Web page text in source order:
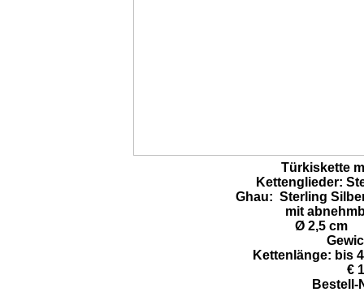
Türkiskette
Kettenglieder:
Ghau: Sterling
mit
Ø 2,5 cm
Kettenlänge: bis
€
Bestell-